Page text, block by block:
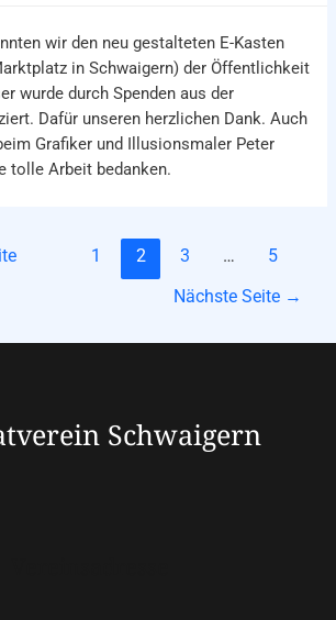
wir den neu gestalteten E-Kasten
in Schwaigern) der Öffentlichkeit
wurde durch Spenden aus der
Dafür unseren herzlichen Dank. Auch
Grafiker und Illusionsmaler Peter
tolle Arbeit bedanken.
1 2 3 … 5
Nächste Seite →
Schwaigern